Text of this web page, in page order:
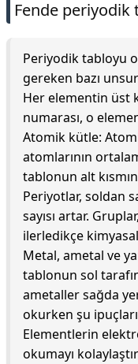
Fende periyodik
Periyodik tabloyu
gereken bazı
Her elementin üst
numarası, o
Atomik kütle:
atomlarının
tablonun alt
Periyotlar, soldan
sayısı artar.
ilerledikçe
Metal, ametal ve
tablonun sol
ametaller sağda
okurken şu
Elementlerin
okumayı